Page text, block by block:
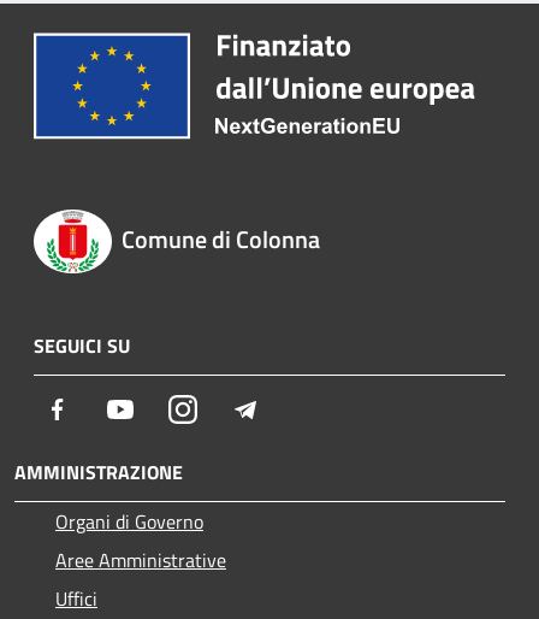
Comune di Colonna
SEGUICI SU
Facebook YoutubeInstagram
AMMINISTRAZIONE
Organi di Governo
Aree Amministrative
Uffici